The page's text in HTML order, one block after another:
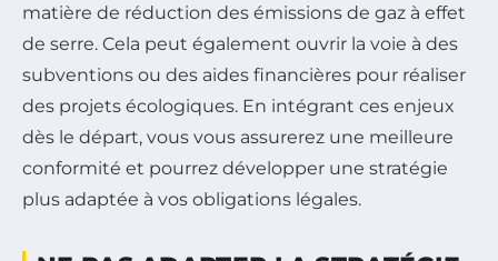
matière de réduction des émissions de gaz à effet
de serre. Cela peut également ouvrir la voie à des
subventions ou des aides financières pour réaliser
des projets écologiques. En intégrant ces enjeux
dès le départ, vous vous assurerez une meilleure
conformité et pourrez développer une stratégie
plus adaptée à vos obligations légales.